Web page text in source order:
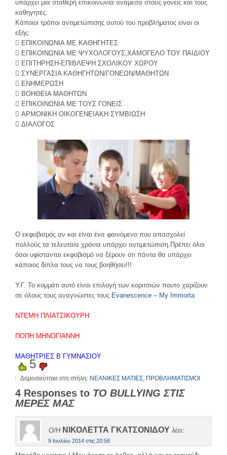
υπάρχει μία σταθερή επικοινωνία ανάμεσα στους γονείς και τους
καθηγητές.
Κάποιοι τρόποι αντιμετώπισης αυτού του προβλήματος είναι οι
εξής:
 ΕΠΙΚΟΙΝΩΝΙΑ ΜΕ ΚΑΘΗΓΗΤΕΣ
 ΕΠΙΚΟΙΝΩΝΙΑ ΜΕ ΨΥΧΟΛΟΓΟΥΣ,ΧΑΜΟΓΕΛΟ ΤΟΥ ΠΑΙΔΙΟΥ
 ΕΠΙΤΗΡΗΣΗ-ΕΠΙΒΛΕΨΗ ΣΧΟΛΙΚΟΥ ΧΩΡΟΥ
 ΣΥΝΕΡΓΑΣΙΑ ΚΑΘΗΓΗΤΩΝ/ΓΟΝΕΩΝ/ΜΑΘΗΤΩΝ
 ΕΝΗΜΕΡΩΣΗ
 ΒΟΗΘΕΙΑ ΜΑΘΗΤΩΝ
 ΕΠΙΚΟΙΝΩΝΙΑ ΜΕ ΤΟΥΣ ΓΟΝΕΙΣ
 ΑΡΜΟΝΙΚΗ ΟΙΚΟΓΕΝΕΙΑΚΗ ΣΥΜΒΙΩΣΗ
 ΔΙΑΛΟΓΟΣ
Ο εκφοβισμός αν και είναι ένα φαινόμενο που απασχολεί
πολλούς τα τελευταία χρόνια υπάρχει αντιμετώπιση.Πρέπει όλοι
όσοι υφίστανται εκφοβισμό να ξέρουν ότι πάντα θα υπάρχει
κάποιος δίπλα τους να τους βοηθήσει!!!
Υ.Γ. Το κομμάτι αυτό είναι επιλογή των κοριτσιών πουτο χαρίζουν
σε όλους τους αναγνώστες τους Evanescence – My Immorta
ΝΤΕΜΗ ΠΛΙΑΤΣΙΚΟΥΡΗ
ΠΟΠΗ ΜΗΝΟΓΙΑΝΝΗ
ΜΑΘΗΤΡΙΕΣ Β΄ΓΥΜΝΑΣΙΟΥ
5
Δημοσιεύτηκε στη στήλη: ΝΕΑΝΙΚΕΣ ΜΑΤΙΕΣ, ΠΡΟΒΛΗΜΑΤΙΣΜΟΙ
4 Responses to ΤΟ BULLYING ΣΤΙΣ
ΜΕΡΕΣ ΜΑΣ
Ο/Η ΝΙΚΟΛΕΤΤΑ ΓΚΑΤΣΟΝΙΔΟΥ λέει:
9 Ιουλίου 2014 στις 20:58